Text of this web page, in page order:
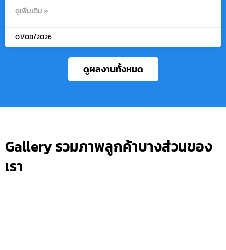
ดูเพิ่มเติม »
01/08/2026
ดูผลงานทั้งหมด
Gallery รวมภาพลูกค้าบางส่วนของ
เรา